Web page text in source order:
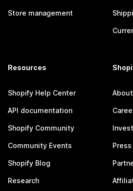
Store management
Resources
Shopify Help Center
API documentation
Shopify Community
Community Events
Shopify Blog
Research
About